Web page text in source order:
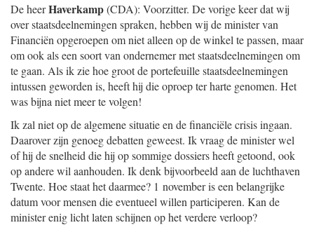
De heerHaverkamp(CDA): Voorzitter. De vorige keer dat wij
over staatsdeelnemingen spraken, hebben wij de minister van
Financiën opgeroepen om niet alleen op de winkel te passen, maar
om ook als een soort van ondernemer met staatsdeelnemingen om
te gaan. Als ik zie hoe groot de portefeuille staatsdeelnemingen
intussen geworden is, heeft hij die oproep ter harte genomen. Het
was bijna niet meer te volgen!
Ik zal niet op de algemene situatie en de financiële crisis ingaan.
Daarover zijn genoeg debatten geweest. Ik vraag de minister wel
of hij de snelheid die hij op sommige dossiers heeft getoond, ook
op andere wil aanhouden. Ik denk bijvoorbeeld aan de luchthaven
Twente. Hoe staat het daarmee? 1 november is een belangrijke
datum voor mensen die eventueel willen participeren. Kan de
minister enig licht laten schijnen op het verdere verloop?